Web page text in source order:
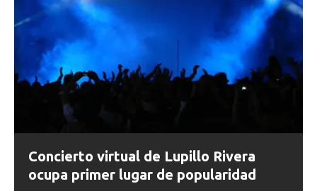
Concierto virtual de Lupillo Rivera
ocupa primer lugar de popularidad